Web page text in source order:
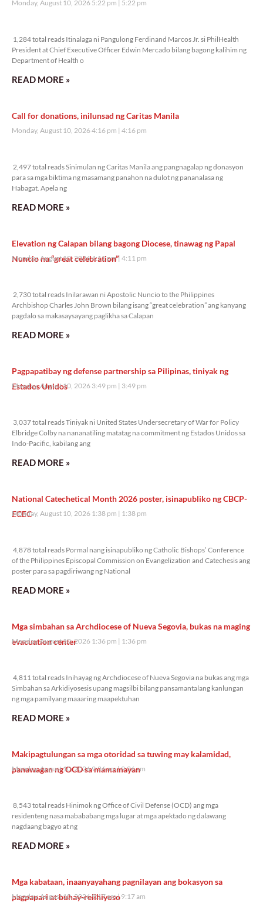
Monday, August 10, 2026 5:22 pm 5:22 pm
1,284 total reads Itinalaga ni Pangulong Ferdinand Marcos Jr. si PhilHealth
President at Chief Executive Officer Edwin Mercado bilang bagong kalihim ng
Department of Health o
READ MORE »
Call for donations, inilunsad ng Caritas Manila
Monday, August 10, 2026 4:16 pm 4:16 pm
2,497 total reads Sinimulan ng Caritas Manila ang pangnagalap ng donasyon
para sa mga biktima ng masamang panahon na dulot ng pananalasa ng
Habagat. Apela ng
READ MORE »
Elevation ng Calapan bilang bagong Diocese, tinawag ng Papal
Nuncio na “great celebration”
Monday, August 10, 2026 4:11 pm 4:11 pm
2,730 total reads Inilarawan ni Apostolic Nuncio to the Philippines
Archbishop Charles John Brown bilang isang “great celebration” ang kanyang
pagdalo sa makasaysayang paglikha sa Calapan
READ MORE »
Pagpapatibay ng defense partnership sa Pilipinas, tiniyak ng
Estados Unidos
Monday, August 10, 2026 3:49 pm 3:49 pm
3,037 total reads Tiniyak ni United States Undersecretary of War for Policy
Elbridge Colby na nananatiling matatag na commitment ng Estados Unidos sa
Indo-Pacific, kabilang ang
READ MORE »
National Catechetical Month 2026 poster, isinapubliko ng CBCP-
ECEC
Monday, August 10, 2026 1:38 pm 1:38 pm
4,878 total reads Pormal nang isinapubliko ng Catholic Bishops’ Conference
of the Philippines Episcopal Commission on Evangelization and Catechesis ang
poster para sa pagdiriwang ng National
READ MORE »
Mga simbahan sa Archdiocese of Nueva Segovia, bukas na maging
evacuation center
Monday, August 10, 2026 1:36 pm 1:36 pm
4,811 total reads Inihayag ng Archdiocese of Nueva Segovia na bukas ang mga
Simbahan sa Arkidiyosesis upang magsilbi bilang pansamantalang kanlungan
ng mga pamilyang maaaring maapektuhan
READ MORE »
Makipagtulungan sa mga otoridad sa tuwing may kalamidad,
panawagan ng OCD sa mamamayan
Monday, August 10, 2026 9:26 am 9:26 am
8,543 total reads Hinimok ng Office of Civil Defense (OCD) ang mga
residenteng nasa mabababang mga lugar at mga apektado ng dalawang
nagdaang bagyo at ng
READ MORE »
Mga kabataan, inaanyayahang pagnilayan ang bokasyon sa
pagpapari at buhay-relihiyoso
Monday, August 10, 2026 9:17 am 9:17 am